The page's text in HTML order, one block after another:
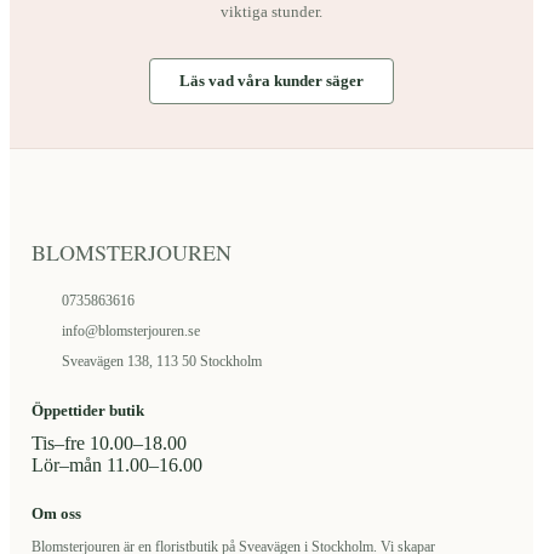
viktiga stunder.
Läs vad våra kunder säger
BLOMSTERJOUREN
0735863616
info@blomsterjouren.se
Sveavägen 138, 113 50 Stockholm
Öppettider butik
Tis–fre 10.00–18.00
Lör–mån 11.00–16.00
Om oss
Blomsterjouren är en floristbutik på Sveavägen i Stockholm. Vi skapar